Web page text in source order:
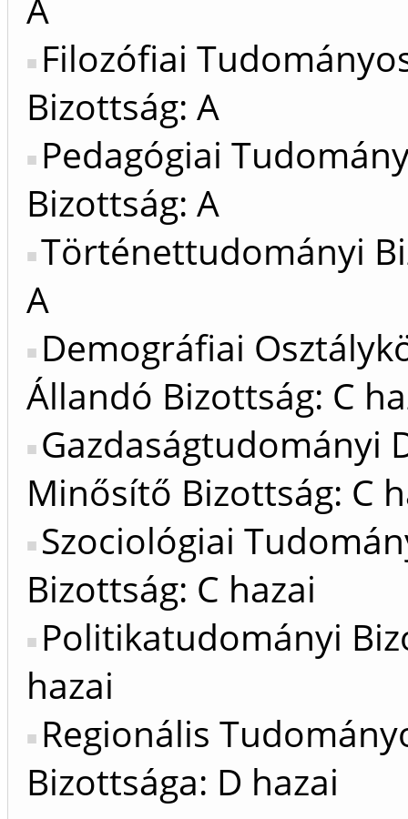
A
Filozófiai
Bizottság: A
Pedagógiai
Bizottság: A
Történettudományi
A
Demográfiai
Állandó Bizottság: C
Gazdaságtudományi
Minősítő Bizottság: C
Szociológiai
Bizottság: C hazai
Politikatudományi
hazai
Regionális
Bizottsága: D hazai